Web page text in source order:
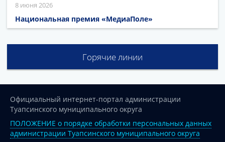
8 июня 2026
Национальная премия «МедиаПоле»
Горячие линии
Официальный интернет-портал администрации
Туапсинского муниципального округа
ПОЛОЖЕНИЕ о порядке обработки персональных данных
администрации Туапсинского муниципального округа